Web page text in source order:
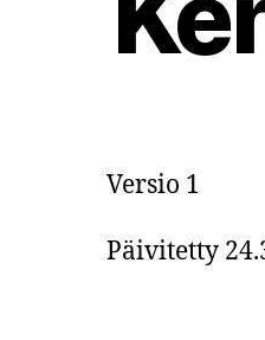
Versio 1
Päivitetty